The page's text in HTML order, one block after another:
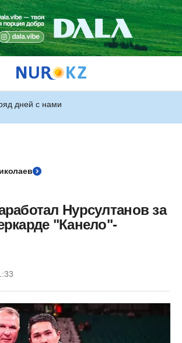
дней с нами
Нурсултанов за
"Канело"-